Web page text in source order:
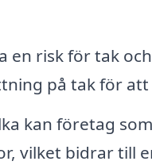
en risk för tak
på tak för
kan företag
vilket bidrar till